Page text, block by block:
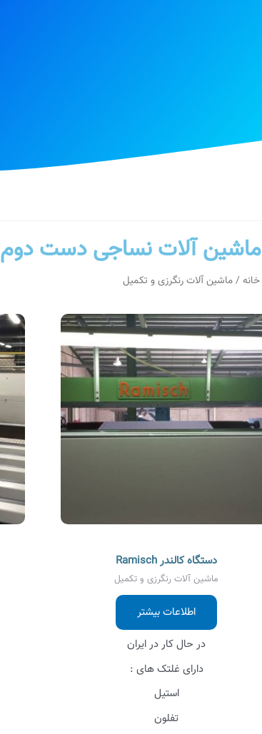
ماشین آلات نساجی دست دوم
خانه / ماشین آلات رنگرزی و تکمیل
دستگاه کالندر Ramisch
ماشین آلات رنگرزی و تکمیل
اطلاعات بیشتر
در حال کار در ایران
دارای غلتک های :
استيل
تفلون